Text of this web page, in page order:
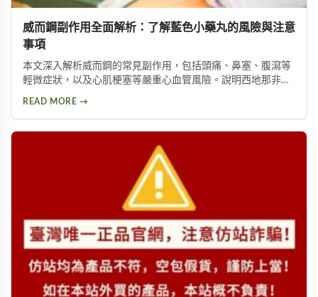
威而鋼副作用全面解析：了解藍色小藥丸的風險與注意
事項
本文深入解析威而鋼的常見副作用，包括頭痛、鼻塞、腹瀉等
輕微症狀，以及心肌梗塞等嚴重心血管風險。說明西地那非成
READ MORE →